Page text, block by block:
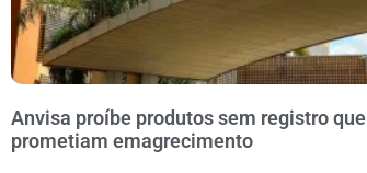
Anvisa proíbe produtos sem registro que
prometiam emagrecimento